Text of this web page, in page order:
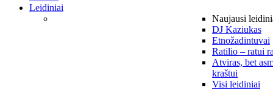
Leidiniai
Naujausi
DJ Kaziukas
Etnožadintuvai
Ratilio – ratui
Atviras, bet
kraštui
Visi leidiniai